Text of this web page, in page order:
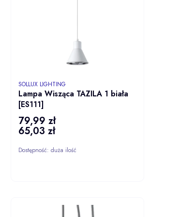
Lampa Wisząca TAZILA 1 biała
[ES111]
PRODUCENT
SOLLUX LIGHTING
Cena
79,99 zł
Cena
65,03 zł
Dostępność: duża ilość